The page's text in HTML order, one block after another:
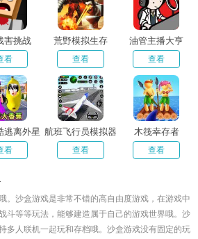
的沙盒游戏等你来玩。
害挑战
看
荒野模拟生存
查看
油管主播大亨
查看
逃离外星
人看
航班飞行员模拟器
3D
查看
木筏幸存者
查看
。沙盒游戏是非常不错的高自由度游戏，在游戏中
斗等等玩法，能够建造属于自己的游戏世界哦。沙
多人联机一起玩和存档哦。沙盒游戏没有固定的玩